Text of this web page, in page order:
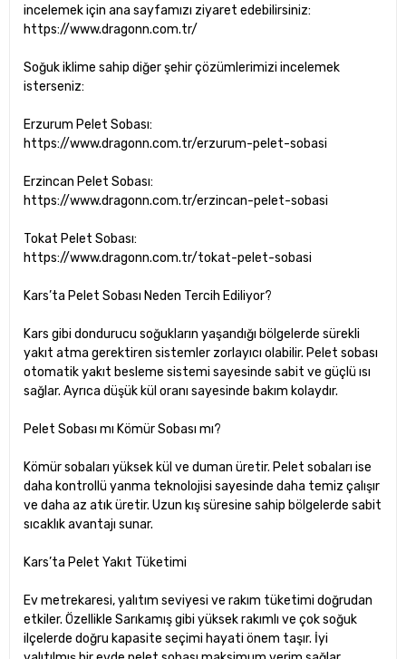
incelemek için ana sayfamızı ziyaret edebilirsiniz:
https://www.dragonn.com.tr/
Soğuk iklime sahip diğer şehir çözümlerimizi incelemek
isterseniz:
Erzurum Pelet Sobası:
https://www.dragonn.com.tr/erzurum-pelet-sobasi
Erzincan Pelet Sobası:
https://www.dragonn.com.tr/erzincan-pelet-sobasi
Tokat Pelet Sobası:
https://www.dragonn.com.tr/tokat-pelet-sobasi
Kars’ta Pelet Sobası Neden Tercih Ediliyor?
Kars gibi dondurucu soğukların yaşandığı bölgelerde sürekli
yakıt atma gerektiren sistemler zorlayıcı olabilir. Pelet sobası
otomatik yakıt besleme sistemi sayesinde sabit ve güçlü ısı
sağlar. Ayrıca düşük kül oranı sayesinde bakım kolaydır.
Pelet Sobası mı Kömür Sobası mı?
Kömür sobaları yüksek kül ve duman üretir. Pelet sobaları ise
daha kontrollü yanma teknolojisi sayesinde daha temiz çalışır
ve daha az atık üretir. Uzun kış süresine sahip bölgelerde sabit
sıcaklık avantajı sunar.
Kars’ta Pelet Yakıt Tüketimi
Ev metrekaresi, yalıtım seviyesi ve rakım tüketimi doğrudan
etkiler. Özellikle Sarıkamış gibi yüksek rakımlı ve çok soğuk
ilçelerde doğru kapasite seçimi hayati önem taşır. İyi